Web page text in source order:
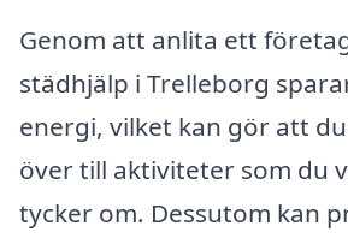
Genom att anlita ett
städhjälp i Trelleborg
energi, vilket kan gör att
över till aktiviteter som du
tycker om. Dessutom kan